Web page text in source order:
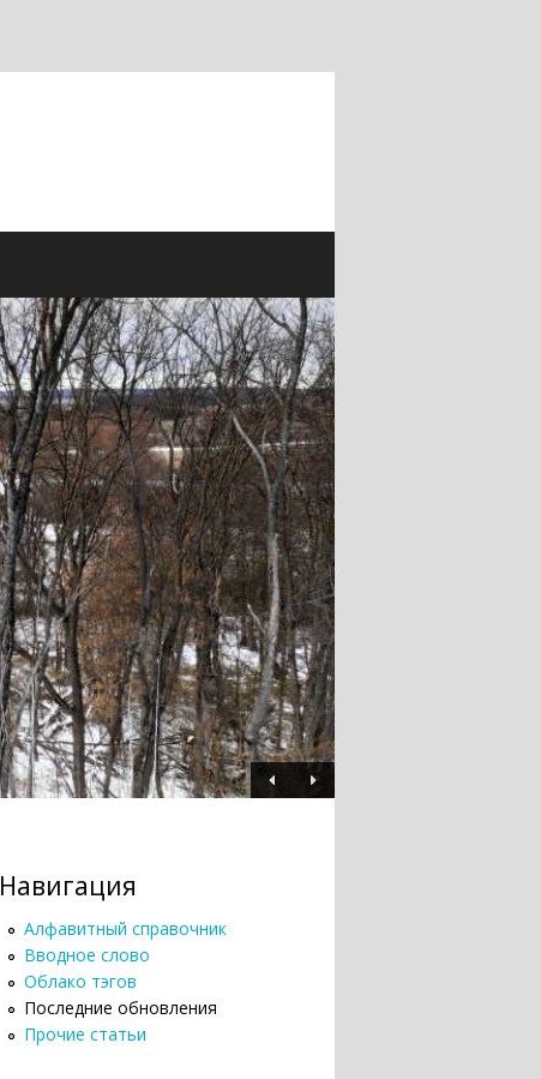
Навигация
Алфавитный справочник
Вводное слово
Облако тэгов
Последние обновления
Прочие статьи